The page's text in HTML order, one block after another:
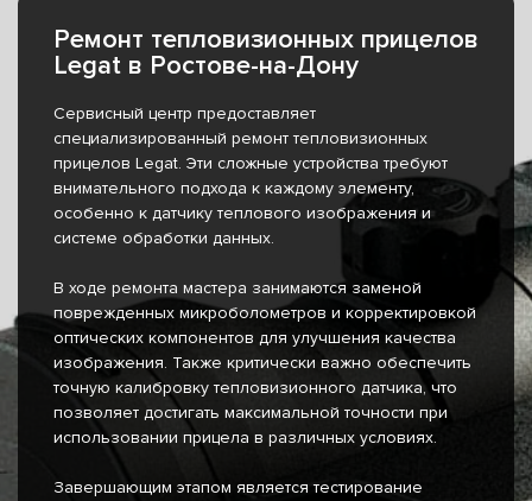
Ремонт тепловизионных прицелов
Legat в Ростове-на-Дону
Сервисный центр предоставляет
специализированный ремонт тепловизионных
прицелов Legat. Эти сложные устройства требуют
внимательного подхода к каждому элементу,
особенно к датчику теплового изображения и
системе обработки данных.
В ходе ремонта мастера занимаются заменой
поврежденных микроболометров и корректировкой
оптических компонентов для улучшения качества
изображения. Также критически важно обеспечить
точную калибровку тепловизионного датчика, что
позволяет достигать максимальной точности при
использовании прицела в различных условиях.
Завершающим этапом является тестирование